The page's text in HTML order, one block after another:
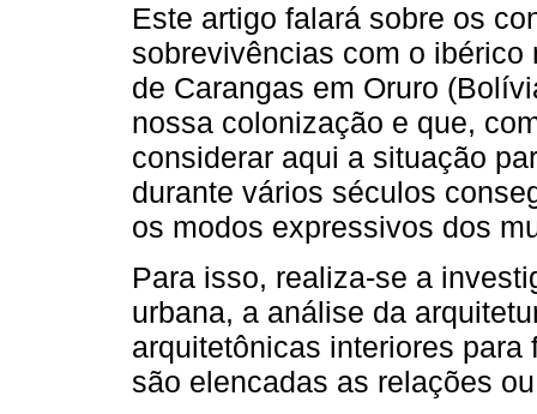
Este artigo falará sobre os
sobrevivências com o
de Carangas em Oruro
nossa colonização e que,
considerar aqui a situação
durante vários séculos
os modos expressivos dos
Para isso, realiza-se a
urbana, a análise da
arquitetônicas interiores
são elencadas as relações